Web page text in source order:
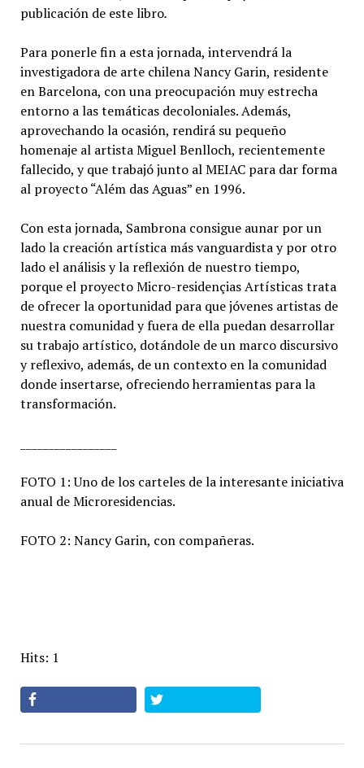
publicación de este libro.
Para ponerle fin a esta jornada, intervendrá la
investigadora de arte chilena Nancy Garin, residente
en Barcelona, con una preocupación muy estrecha
entorno a las temáticas decoloniales. Además,
aprovechando la ocasión, rendirá su pequeño
homenaje al artista Miguel Benlloch, recientemente
fallecido, y que trabajó junto al MEIAC para dar forma
al proyecto “Além das Aguas” en 1996.
Con esta jornada, Sambrona consigue aunar por un
lado la creación artística más vanguardista y por otro
lado el análisis y la reflexión de nuestro tiempo,
porque el proyecto Micro-residençias Artísticas trata
de ofrecer la oportunidad para que jóvenes artistas de
nuestra comunidad y fuera de ella puedan desarrollar
su trabajo artístico, dotándole de un marco discursivo
y reflexivo, además, de un contexto en la comunidad
donde insertarse, ofreciendo herramientas para la
transformación.
FOTO 1: Uno de los carteles de la interesante iniciativa
anual de Microresidencias.
FOTO 2: Nancy Garin, con compañeras.
Hits: 1